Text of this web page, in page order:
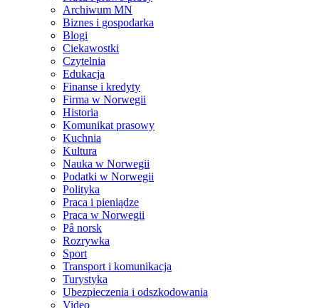
Archiwum MN
Biznes i gospodarka
Blogi
Ciekawostki
Czytelnia
Edukacja
Finanse i kredyty
Firma w Norwegii
Historia
Komunikat prasowy
Kuchnia
Kultura
Nauka w Norwegii
Podatki w Norwegii
Polityka
Praca i pieniądze
Praca w Norwegii
På norsk
Rozrywka
Sport
Transport i komunikacja
Turystyka
Ubezpieczenia i odszkodowania
Video